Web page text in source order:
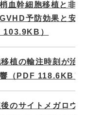
血幹細胞移植と非
予防効果と安
103.9KB）
植の輸注時刻が治
（PDF 118.6KB）
のサイトメガロウ